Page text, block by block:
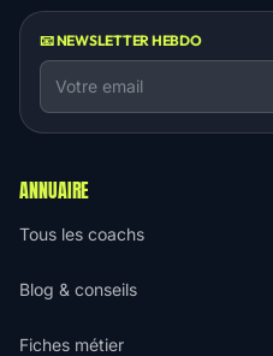
📧 NEWSLETTER HEBDO
ANNUAIRE
Tous les coachs
Blog & conseils
Fiches métier